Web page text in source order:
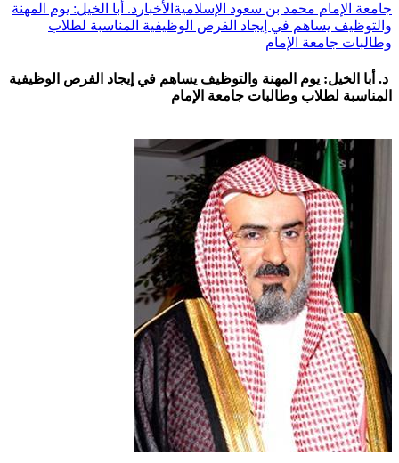
جامعة الإمام محمد بن سعود الإسلامية الأخبار د. أبا الخيل: يوم المهنة
والتوظيف يساهم في إيجاد الفرص الوظيفية المناسبة لطلاب
وطالبات جامعة الإمام
د. أبا الخيل: يوم المهنة والتوظيف يساهم في إيجاد الفرص الوظيفية
المناسبة لطلاب وطالبات جامعة الإمام